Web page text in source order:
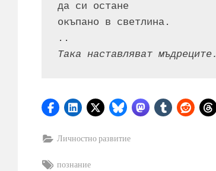
да си остане
окъпано в светлина.
..
Така наставляват мъдреците.
Личностно развитие
Tags:
познание